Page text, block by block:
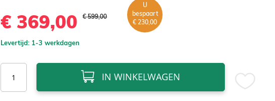
€ 369,00 € 599,00
U
bespaart
€ 230,00
Levertijd: 1-3 werkdagen
IN WINKELWAGEN